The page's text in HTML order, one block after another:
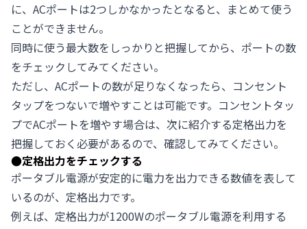
に、ACポートは2つしかなかったとなると、まとめて使う
ことができません。
同時に使う最大数をしっかりと把握してから、ポートの数
をチェックしてみてください。
ただし、ACポートの数が足りなくなったら、コンセント
タップをつないで増やすことは可能です。コンセントタッ
プでACポートを増やす場合は、次に紹介する定格出力を
把握しておく必要があるので、確認してみてください。
●定格出力をチェックする
ポータブル電源が安定的に電力を出力できる数値を表して
いるのが、定格出力です。
例えば、定格出力が1200Wのポータブル電源を利用する